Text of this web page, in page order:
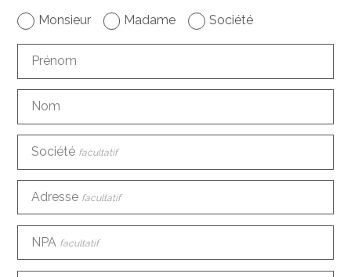
Monsieur Madame Société
Prénom
Nom
Société facultatif
Adresse facultatif
NPA facultatif